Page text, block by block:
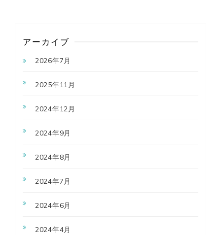
アーカイブ
2026年7月
2025年11月
2024年12月
2024年9月
2024年8月
2024年7月
2024年6月
2024年4月